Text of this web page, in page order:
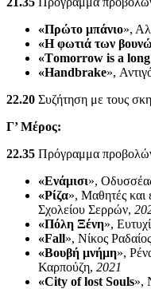
«Πρώτο μπάνιο»,
«Η φωτιά των
«Τomorrow is a
«Handbrake»,
22.20 Συζήτηση με τους
Γ’ Μέρος:
22.35 Πρόγραμμα
«Ενάμισι»,
«Ρίζα», Μαθητές και
Σχολείου Σερρών,
«Πόλη Ξένη»,
«Fall», Νίκος
«Βουβή μνήμη»,
Καρπούζη, 2021
«City of lost Souls»,